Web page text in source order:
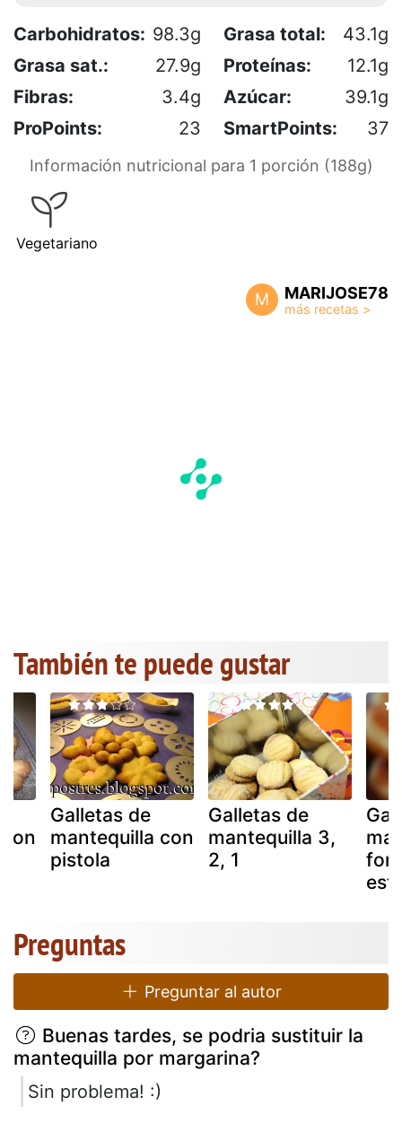
Carbohidratos: 98.3g Grasa total:
43.1g
Grasa sat.:
27.9g Proteínas:
12.1g
Fibras:
3.4g Azúcar:
39.1g
ProPoints:
23 SmartPoints: 37
Información nutricional para 1 porción (188g)
Vegetariano
M MARIJOSE78
También te puede gustar
Galletas de
mantequilla con
pistola
Galletas de
mantequilla 3,
2, 1
Preguntas
Preguntar al autor
Buenas tardes, se podria sustituir la
mantequilla por margarina?
Sin problema! :)